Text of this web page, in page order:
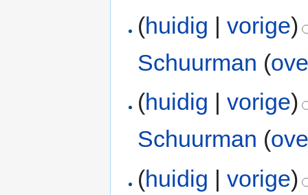
(huidig |vorige)
Schuurman (
(huidig |vorige)
Schuurman (
(huidig |vorige)